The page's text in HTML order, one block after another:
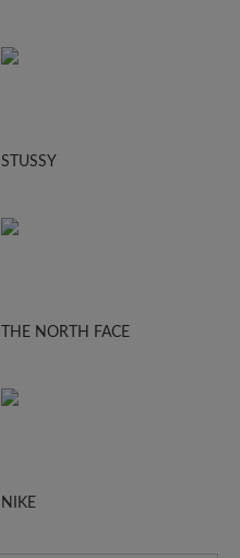
STUSSY
THE NORTH FACE
NIKE